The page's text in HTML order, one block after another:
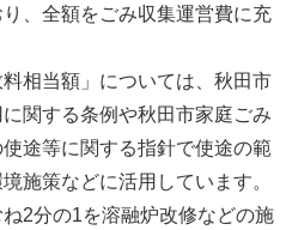
、全額をごみ収集運営費に充
相当額」については、秋田市
関する条例や秋田市家庭ごみ
途等に関する指針で使途の範
施策などに活用しています。
2分の1を溶融炉改修などの施